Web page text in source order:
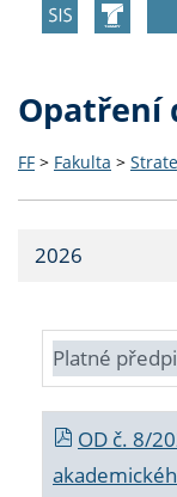
Opatření
FF > Fakulta >
2026
Platné
OD č. 8/